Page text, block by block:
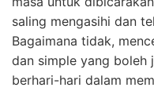
saling mengasihi dan
Bagaimana tidak,
dan simple yang boleh
berhari-hari dalam